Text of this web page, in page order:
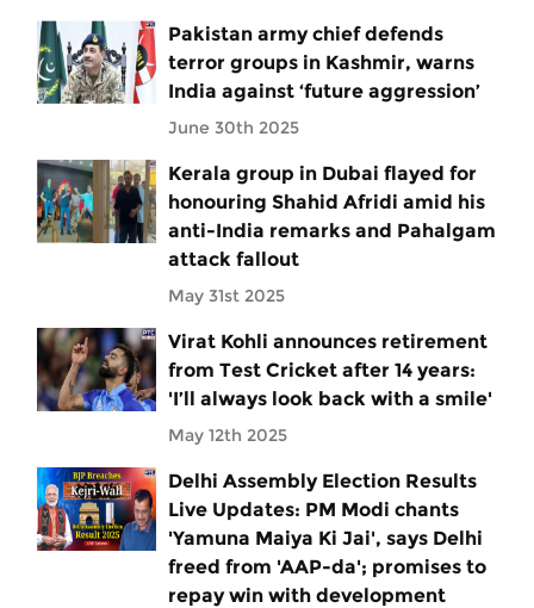
Pakistan army chief defends
terror groups in Kashmir, warns
India against ‘future aggression’
June 30th 2025
Kerala group in Dubai flayed for
honouring Shahid Afridi amid his
anti-India remarks and Pahalgam
attack fallout
May 31st 2025
Virat Kohli announces retirement
from Test Cricket after 14 years:
'I’ll always look back with a smile'
May 12th 2025
Delhi Assembly Election Results
Live Updates: PM Modi chants
'Yamuna Maiya Ki Jai', says Delhi
freed from 'AAP-da'; promises to
repay win with development